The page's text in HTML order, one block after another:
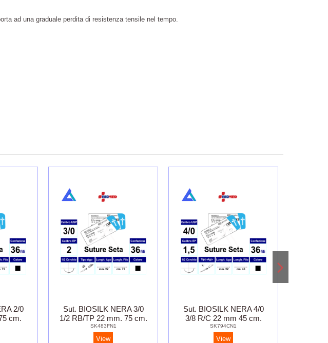
ad una graduale perdita di resistenza tensile nel tempo.
2/0
cm.
Sut. BIOSILK NERA 3/0
1/2 RB/TP 22 mm. 75 cm.
SK483FN1
View
Sut. BIOSILK NERA 4/0
3/8 R/C 22 mm 45 cm.
SK794CN1
View